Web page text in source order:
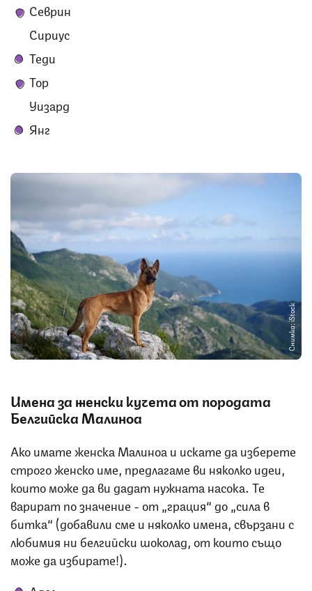
Севрин
Сириус
Теди
Тор
Уизард
Янг
Снимка: iStock
Имена за женски кучета от породата
Белгийска Малиноа
Ако имате женска Малиноа и искате да изберете
строго женско име, предлагаме ви няколко идеи,
които може да ви дадат нужната насока. Те
варират по значение - от „грация“ до „сила в
битка“ (добавили сме и няколко имена, свързани с
любимия ни белгийски шоколад, от които също
може да избирате!).